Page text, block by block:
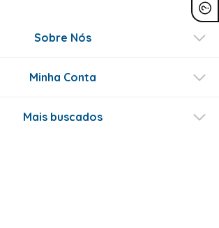
Sobre Nós
Minha Conta
Mais buscados